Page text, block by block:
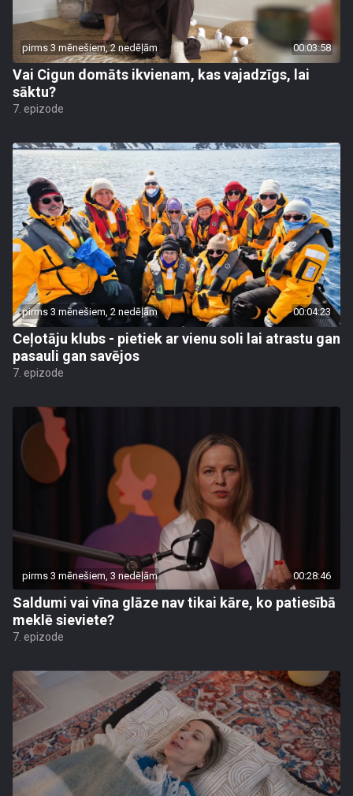
pirms 3 mēnešiem, 2 nedēļām 00:03:58
Vai Cigun domāts ikvienam, kas vajadzīgs, lai
sāktu?
7. epizode
pirms 3 mēnešiem, 2 nedēļām 00:04:23
Ceļotāju klubs - pietiek ar vienu soli lai atrastu gan
pasauli gan savējos
7. epizode
pirms 3 mēnešiem, 3 nedēļām 00:28:46
Saldumi vai vīna glāze nav tikai kāre, ko patiesībā
meklē sieviete?
7. epizode